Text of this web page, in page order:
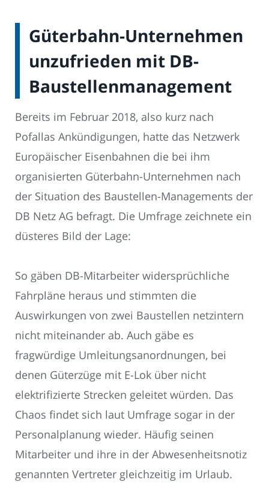
Güterbahn-Unternehmen
unzufrieden mit DB-
Baustellenmanagement
Bereits im Februar 2018, also kurz nach
Pofallas Ankündigungen, hatte das Netzwerk
Europäischer Eisenbahnen die bei ihm
organisierten Güterbahn-Unternehmen nach
der Situation des Baustellen-Managements der
DB Netz AG befragt. Die Umfrage zeichnete ein
düsteres Bild der Lage:
So gäben DB-Mitarbeiter widersprüchliche
Fahrpläne heraus und stimmten die
Auswirkungen von zwei Baustellen netzintern
nicht miteinander ab. Auch gäbe es
fragwürdige Umleitungsanordnungen, bei
denen Güterzüge mit E-Lok über nicht
elektrifizierte Strecken geleitet würden. Das
Chaos findet sich laut Umfrage sogar in der
Personalplanung wieder. Häufig seinen
Mitarbeiter und ihre in der Abwesenheitsnotiz
genannten Vertreter gleichzeitig im Urlaub.